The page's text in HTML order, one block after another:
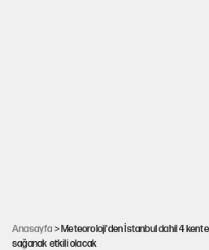
Anasayfa > Meteoroloji'den İstanbul dahil 4
sağanak etkili olacak